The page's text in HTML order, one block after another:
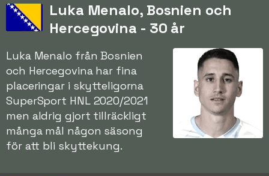
Luka Menalo, Bosnien och
Hercegovina - 30 år
Luka Menalo från Bosnien
och Hercegovina har fina
placeringar i skytteligorna
SuperSport HNL 2020/2021
men aldrig gjort tillräckligt
många mål någon säsong
för att bli skyttekung.